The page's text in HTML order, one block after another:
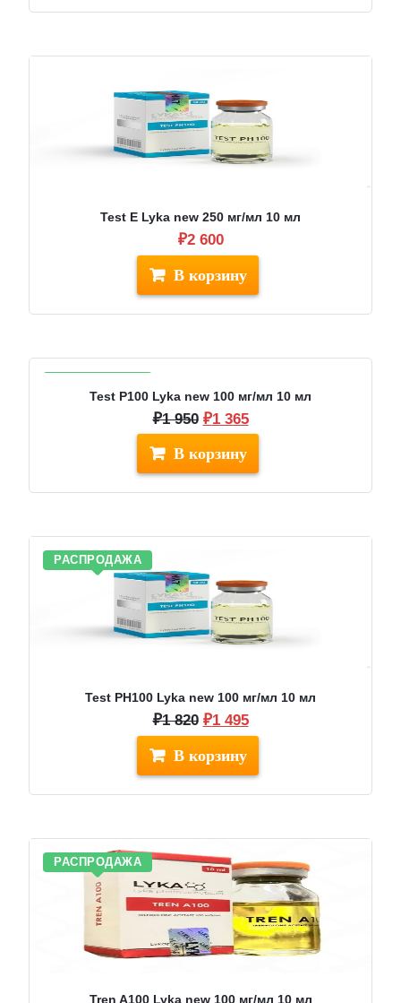
900.
Test E Lyka new 250 мг/мл 10 мл
₽2 600
Test P100 Lyka new 100 мг/мл 10 мл
₽1 950 Первоначальная
цена
составляла
₽1
950.
₽1 365Текущая
цена:
365.
РАСПРОДАЖА
Test PH100 Lyka new 100 мг/мл 10 мл
₽1 820 Первоначальная
цена
составляла
₽1
820.
₽1 495Текущая
цена:
495.
РАСПРОДАЖА
Tren A100 Lyka new 100 мг/мл 10 мл